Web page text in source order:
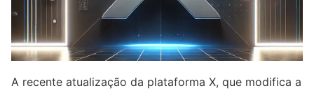
A recente atualização da plataforma X, que modifica a